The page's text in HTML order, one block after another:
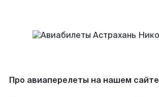
Про авиаперелеты на нашем сайте